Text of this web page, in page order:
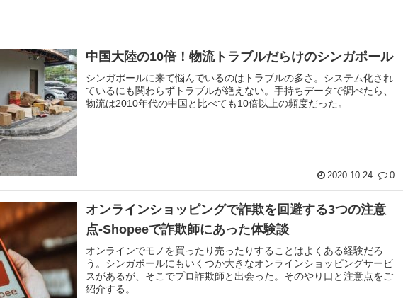
中国大陸の10倍！物流トラブルだらけのシンガポール
シンガポールに来て悩んでいるのはトラブルの多さ。システム化され
ているにも関わらずトラブルが絶えない。手持ちデータで調べたら、
物流は2010年代の中国と比べても10倍以上の頻度だった。
2020.10.24 0
オンラインショッピングで詐欺を回避する3つの注意
点-Shopeeで詐欺師にあった体験談
オンラインでモノを買ったり売ったりすることはよくある経験だろ
う。シンガポールにもいくつか大きなオンラインショッピングサービ
スがあるが、そこでプロ詐欺師と出会った。そのやり口と注意点をご
紹介する。